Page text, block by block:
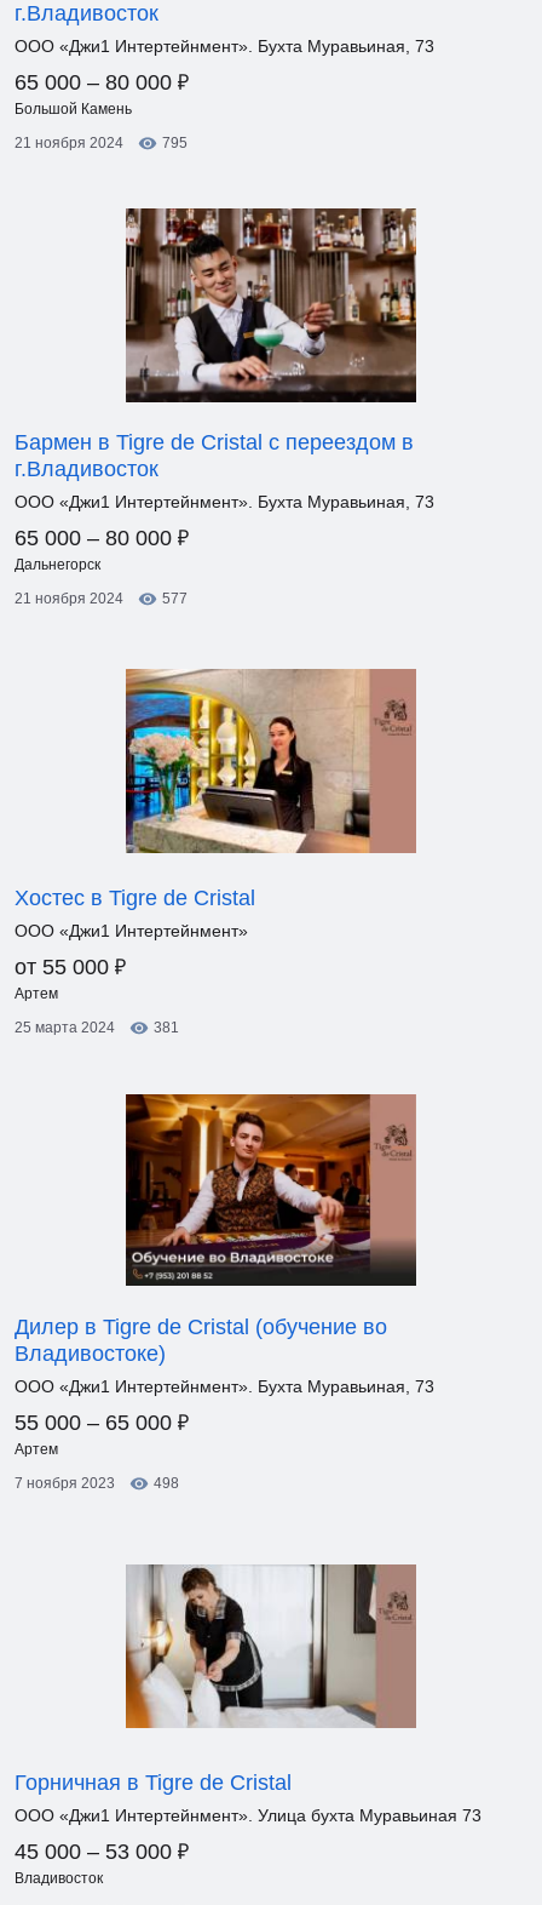
г.Владивосток
ООО «Джи1 Интертейнмент». Бухта Муравьиная, 73
65 000 – 80 000 ₽
Большой Камень
21 ноября 2024
795
Бармен в Tigre de Cristal с переездом в
г.Владивосток
ООО «Джи1 Интертейнмент». Бухта Муравьиная, 73
65 000 – 80 000 ₽
Дальнегорск
21 ноября 2024
577
Хостес в Tigre de Cristal
ООО «Джи1 Интертейнмент»
от 55 000 ₽
Артем
25 марта 2024
381
Дилер в Tigre de Cristal (обучение во
Владивостоке)
ООО «Джи1 Интертейнмент». Бухта Муравьиная, 73
55 000 – 65 000 ₽
Артем
7 ноября 2023
498
Горничная в Tigre de Cristal
ООО «Джи1 Интертейнмент». Улица бухта Муравьиная 73
45 000 – 53 000 ₽
Владивосток